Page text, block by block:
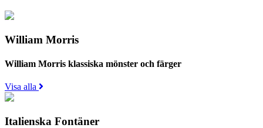
William Morris
William Morris klassiska mönster och färger
Visa alla
Italienska Fontäner